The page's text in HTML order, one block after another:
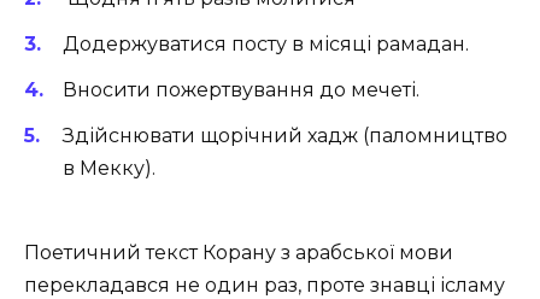
Додержуватися посту в місяці рамадан.
Вносити пожертвування до мечеті.
Здійснювати щорічний хадж (паломництво
в Мекку).
Поетичний текст Корану з арабської мови
перекладався не один раз, проте знавці ісламу